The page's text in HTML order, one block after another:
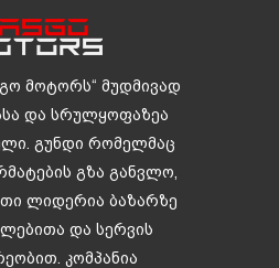
მოტორს“ მუდმივად
და სრულყოფაზეა
გუნდი რომელმაც
გზა განვლო,
ლიდერია ბაზარზე
და სერვის
კომპანია